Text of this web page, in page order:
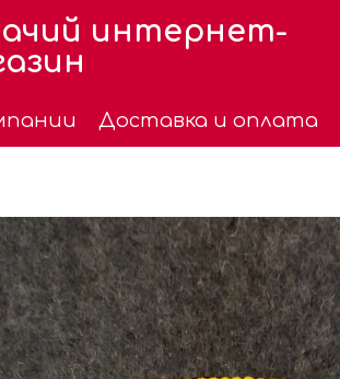
интернет-
Доставка и оплата